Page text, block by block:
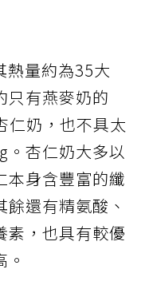
量約為35大
只有燕麥奶的
仁奶，也不具太
。杏仁奶大多以
本身含豐富的纖
還有精氨酸、
素，也具有較優